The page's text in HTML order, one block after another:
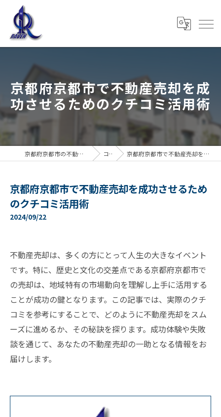
京都府京都市で不動産売却を成
功させるためのクチコミ活用術
京都府京都市の不動産売却なら株式会社RAVEN コラム 京都府京都市で不動産売却を成功させるためのクチコミ活用術
京都府京都市で不動産売却を成功させるため
のクチコミ活用術
2024/09/22
不動産売却は、多くの方にとって人生の大きなイベント
です。特に、歴史と文化の交差点である京都府京都市で
の売却は、地域特有の市場動向を理解し上手に活用する
ことが成功の鍵となります。この記事では、実際のクチ
コミを参考にすることで、どのように不動産売却をスム
ーズに進めるか、その秘訣を探ります。成功体験や失敗
談を通じて、あなたの不動産売却の一助となる情報をお
届けします。